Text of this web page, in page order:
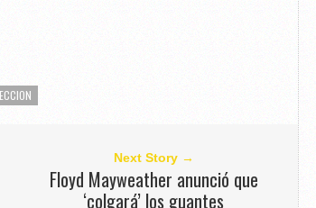
Next Story →
Floyd Mayweather anunció que
‘colgará’ los guantes